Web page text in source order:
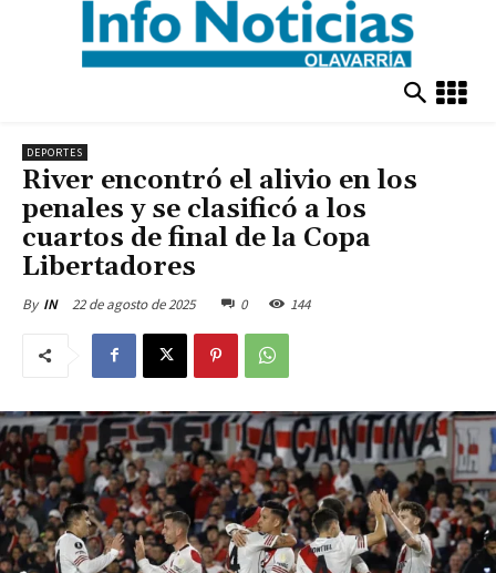
DEPORTES
River encontró el alivio en los
penales y se clasificó a los
cuartos de final de la Copa
Libertadores
By IN 22 de agosto de 2025 0 144